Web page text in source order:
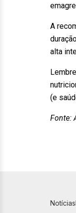
A
alta
(e
Fonte:
Notícias